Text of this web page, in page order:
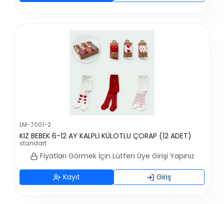
LM-7001-2
KIZ BEBEK 6-12 AY KALPLİ KÜLOTLU ÇORAP (12 ADET)
standart
Fiyatları Görmek İçin Lütfen Üye Girişi Yapınız
Kayıt Giriş